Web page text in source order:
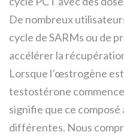
De nombreux
cycle de SARMs ou de
accélérer la
Lorsque l’œstrogène
testostérone
signifie que ce
différentes. Nous